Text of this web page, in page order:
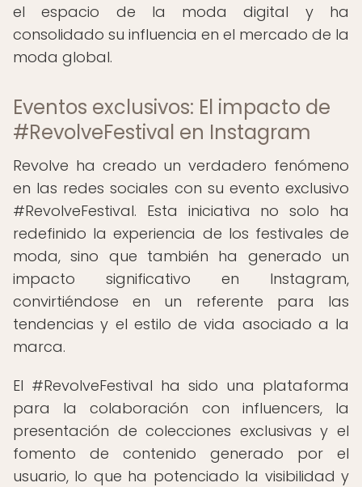
el espacio de la moda digital y ha
consolidado su influencia en el mercado de la
moda global.
Eventos exclusivos: El impacto de
#RevolveFestival en Instagram
Revolve ha creado un verdadero fenómeno
en las redes sociales con su evento exclusivo
#RevolveFestival. Esta iniciativa no solo ha
redefinido la experiencia de los festivales de
moda, sino que también ha generado un
impacto significativo en Instagram,
convirtiéndose en un referente para las
tendencias y el estilo de vida asociado a la
marca.
El #RevolveFestival ha sido una plataforma
para la colaboración con influencers, la
presentación de colecciones exclusivas y el
fomento de contenido generado por el
usuario, lo que ha potenciado la visibilidad y